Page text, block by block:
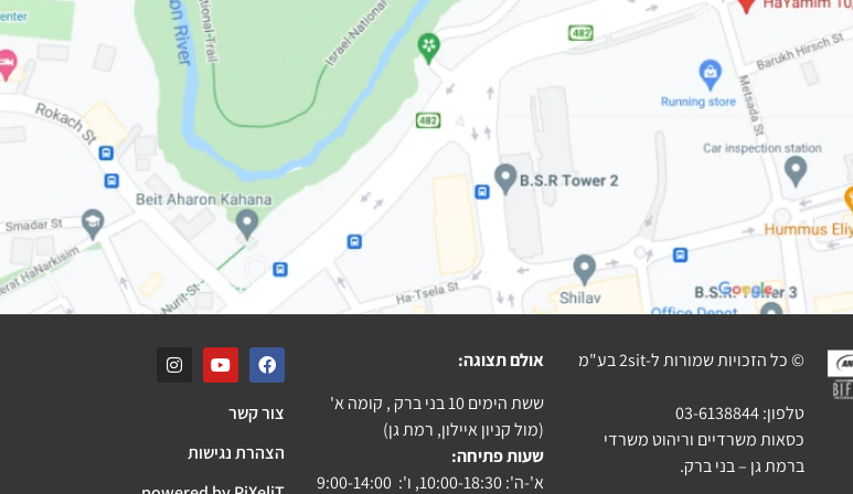
© כל הזכויות שמורות ל-2sit בע"מ
טלפון:03-6138844
כסאות משרדיים וריהוט משרדי
ברמת גן – בני ברק.
אולם תצוגה:
ששת הימים 10 בני ברק , קומה א'
(מול קניון איילון, רמת גן)
שעות פתיחה:
א'-ה': 10:00-18:30, ו': 9:00-14:00
צור קשר
הצהרת נגישות